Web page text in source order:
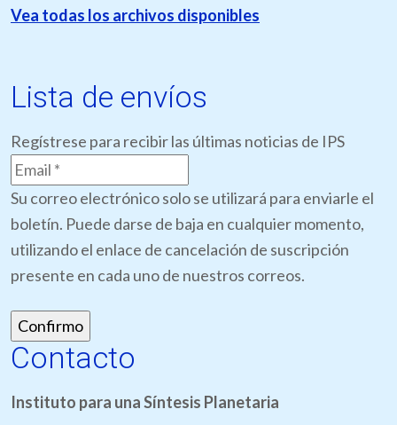
Vea todas los archivos disponibles
Lista de envíos
Regístrese para recibir las últimas noticias de IPS
Su correo electrónico solo se utilizará para enviarle el
boletín. Puede darse de baja en cualquier momento,
utilizando el enlace de cancelación de suscripción
presente en cada uno de nuestros correos.
Contacto
Instituto para una Síntesis Planetaria